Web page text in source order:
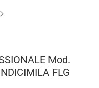
Mod.
FLG